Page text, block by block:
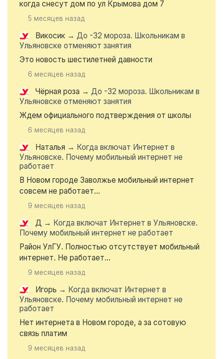
когда снесут дом по ул Крымова дом 7
5 месяцев назад
Викосик → До -32 мороза. Школьникам в
Ульяновске отменяют занятия
Это новость шестилетней давности
6 месяцев назад
Чёрная роза → До -32 мороза. Школьникам в
Ульяновске отменяют занятия
Ждем официального подтверждения от школы
6 месяцев назад
Наталья → Когда включат Интернет в
Ульяновске. Почему мобильный интернет не
работает
В Новом городе Заволжье мобильный интернет
совсем не работает...
9 месяцев назад
Д → Когда включат Интернет в Ульяновске.
Почему мобильный интернет не работает
Район УлГУ. Полностью отсутствует мобильный
интернет. Не работает...
9 месяцев назад
Игорь → Когда включат Интернет в
Ульяновске. Почему мобильный интернет не
работает
Нет интернета в Новом городе, а за сотовую
связь платим
9 месяцев назад